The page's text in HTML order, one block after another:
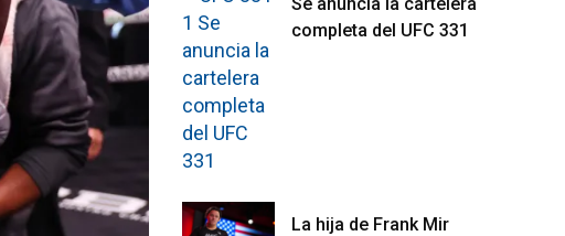
completa del UFC 331
La hija de Frank Mir